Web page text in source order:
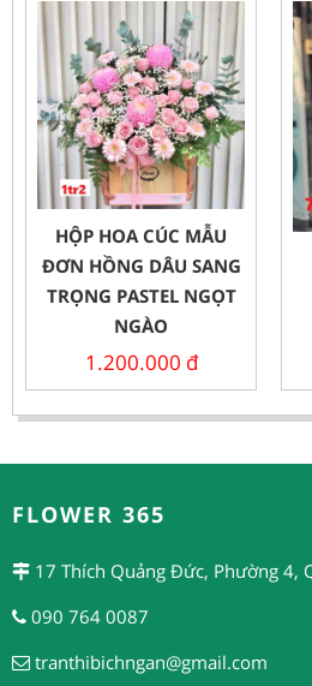
HỘP HOA CÚC MẪU
ĐƠN HỒNG DÂU SANG
TRỌNG PASTEL NGỌT
NGÀO
1.200.000 đ
FLOWER 365
17 Thích Quảng Đức, Phường 4,
090 764 0087
tranthibichngan@gmail.com